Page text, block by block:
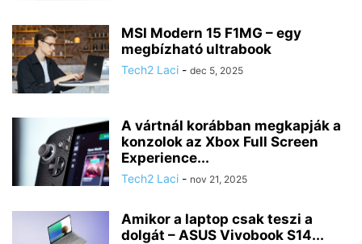
MSI Modern 15 F1MG – egy
megbízható ultrabook
Tech2 Laci - dec 5, 2025
A vártnál korábban megkapják a
konzolok az Xbox Full Screen
Experience...
Tech2 Laci - nov 21, 2025
Amikor a laptop csak teszi a
dolgát – ASUS Vivobook S14...